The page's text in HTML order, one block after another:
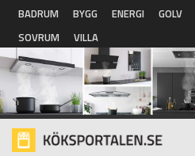
Hoppa till huvudinnehåll
BADRUM BYGG ENERGI GOLV
SOVRUM
VILLA